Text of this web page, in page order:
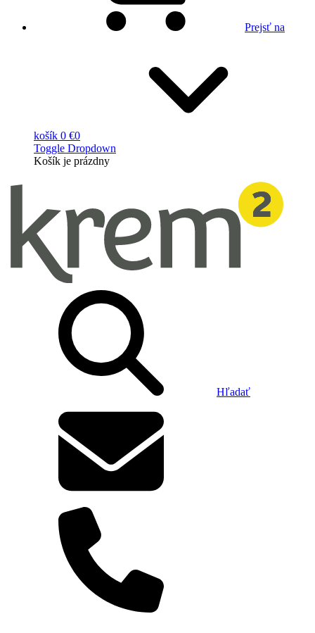
Prejsť na
košík 0 €0
Toggle Dropdown
Košík je prázdny
Hľadať